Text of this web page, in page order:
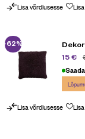
Lisa võrdlusesse
-62%
15€
Lisa võrdlusesse